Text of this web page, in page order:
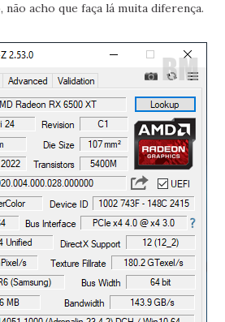
acho que faça lá muita diferença.